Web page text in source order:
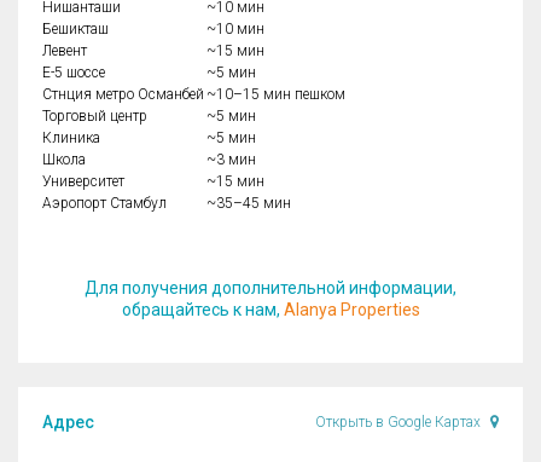
Нишанташи
~10 мин
Бешикташ
~10 мин
Левент
~15 мин
E-5 шоссе
~5 мин
Стнция метро Османбей ~10–15 мин пешком
Торговый центр
~5 мин
Клиника
~5 мин
Школа
~3 мин
Университет
~15 мин
Аэропорт Стамбул
~35–45 мин
Для получения дополнительной информации,
обращайтесь к нам, Alanya Properties
Адрес Открыть в Google Картах